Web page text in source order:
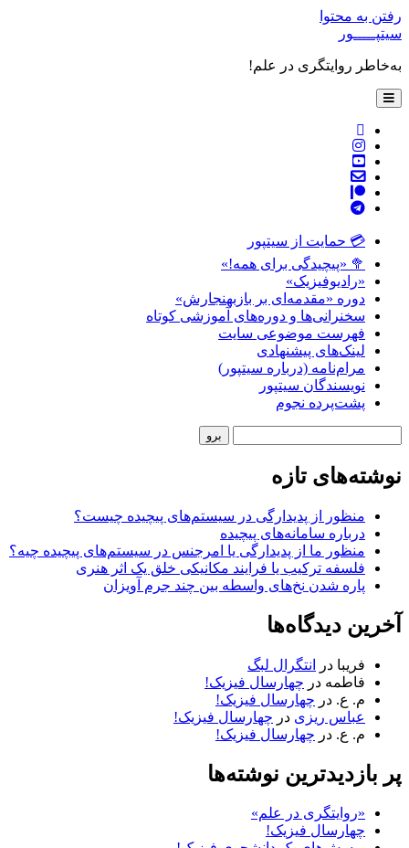
رفتن به محتوا
سیتپـــــور
به‌خاطر روایتگری در علم!
باز
کردن
فهرست
instagram
youtube
پست
telegram
💳 حمایت از سیتپور
🥦 «پیچیدگی برای همه!»
«رادیوفیزیک»
دوره «مقدمه‌ای بر بازبهنجارش»
سخنرانی‌ها و دوره‌های آموزشی کوتاه
فهرست موضوعی سایت
لینک‌های پیشنهادی
مرام‌نامه (درباره سیتپور)
نویسندگان سیتپور
پشت‌پرده نجوم
نوشته‌های تازه
منظور از پدیدارگی در سیستم‌های پیچیده چیست؟
درباره سامانه‌های پیچیده
منظور ما از پدیدارگی یا امرجنس در سیستم‌های پیچیده چیه؟
فلسفه ترکیب یا فرایند مکانیکی خلق یک اثر هنری
پاره شدن نخ‌های واسطه بین چند جرم آویزان
آخرین دیدگاه‌ها
فریبا در
انتگرال لبگ
فاطمه در چهارسال فیزیک!
م. ع. در چهارسال فیزیک!
عباس ریزی در چهارسال فیزیک!
م. ع. در چهارسال فیزیک!
پر بازدیدترین نوشته‌ها
«روایتگری در علم»
چهارسال فیزیک!